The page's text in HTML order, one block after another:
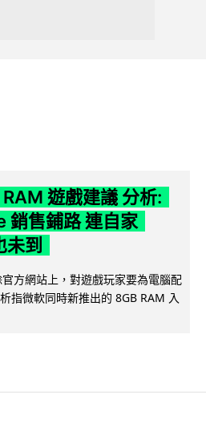
遊戲建議 分析:
銷售鋪路 連自家
到
方網站上，對遊戲玩家要為電腦配
指微軟同時新推出的 8GB RAM 入